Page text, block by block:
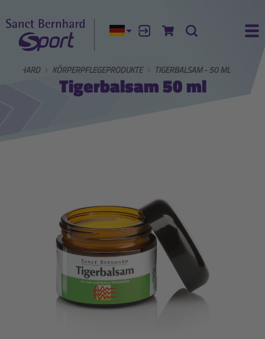
Aktuelle Sprache:
AnmeldenZum Warenkorb
Suche
KÖRPERPFLEGEPRODUKTE TIGERBALSAM - 50 ML
Tigerbalsam 50 ml